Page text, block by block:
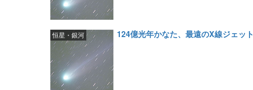
124億光年かなた、最遠のX線ジェット
恒星・銀河